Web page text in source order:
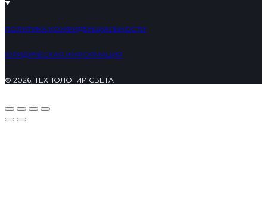
ПОЛИТИКА КОНФИДЕНЦИАЛЬНОСТИ
ЮРИДИЧЕСКАЯ ИНФОРМАЦИЯ
© 2026, ТЕХНОЛОГИИ СВЕТА